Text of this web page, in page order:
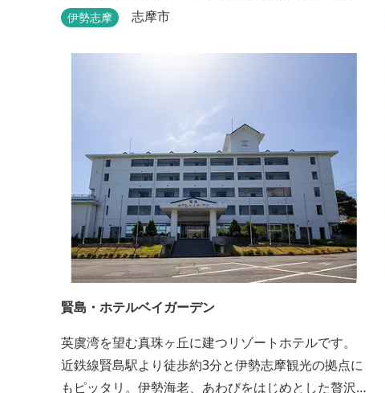
伊勢志摩 志摩市
賢島・ホテルベイガーデン
英虞湾を望む真珠ヶ丘に建つリゾートホテルです。
近鉄線賢島駅より徒歩約3分と伊勢志摩観光の拠点に
もピッタリ。伊勢海老、あわびをはじめとした贅沢